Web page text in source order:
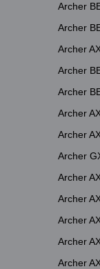
Archer
Archer
Archer
Archer
Archer
Archer
Archer
Archer
Archer
Archer
Archer
Archer
Archer